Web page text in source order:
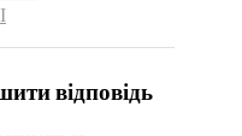
відповідь